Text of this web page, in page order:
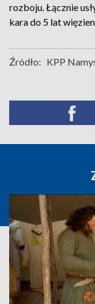
rozboju. Łącznie
kara do 5 lat
Źródło: KPP